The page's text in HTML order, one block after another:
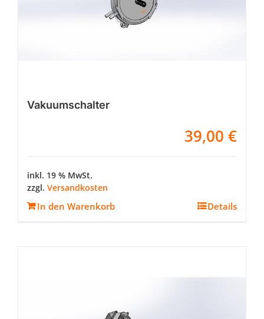
Vakuumschalter
39,00 €
inkl. 19 % MwSt.
zzgl. Versandkosten
In den Warenkorb Details